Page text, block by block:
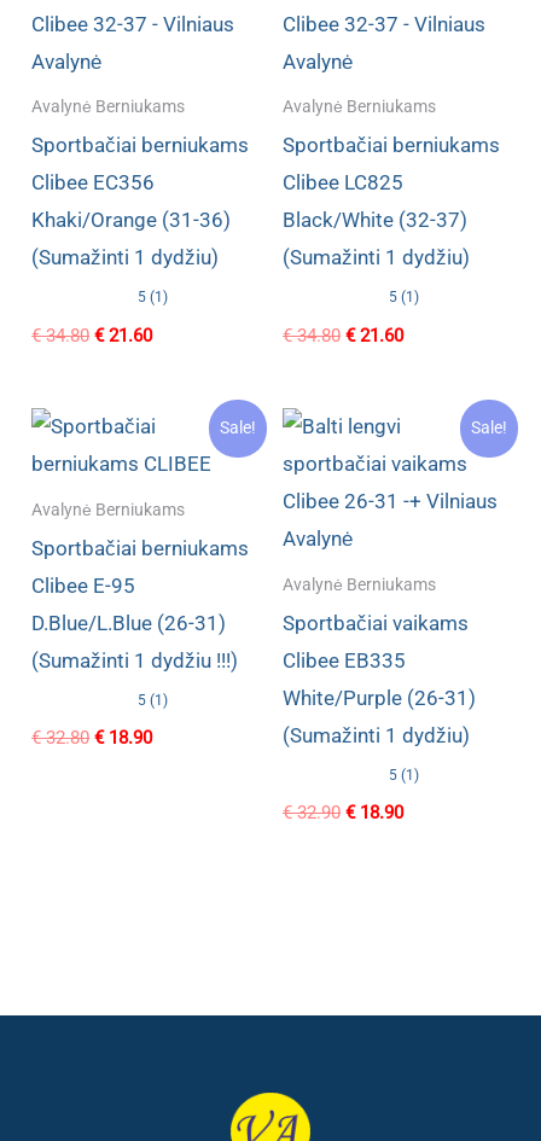
Avalynė Berniukams
Sportbačiai berniukams
Clibee EC356
Khaki/Orange (31-36)
(Sumažinti 1 dydžiu)
5 (1)
€34.80 Original
€21.60Current
Avalynė Berniukams
Sportbačiai berniukams
Clibee LC825
Black/White (32-37)
(Sumažinti 1 dydžiu)
5 (1)
€34.80 Original
€21.60Current
Sale!
Avalynė Berniukams
Sportbačiai berniukams
Clibee E-95
D.Blue/L.Blue (26-31)
(Sumažinti 1 dydžiu !!!)
5 (1)
€32.80 Original
€18.90Current
Sale!
Avalynė Berniukams
Sportbačiai vaikams
Clibee EB335
White/Purple (26-31)
(Sumažinti 1 dydžiu)
5 (1)
€32.90 Original
€18.90Current